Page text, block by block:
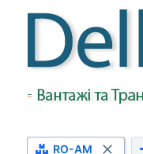
RO-AM